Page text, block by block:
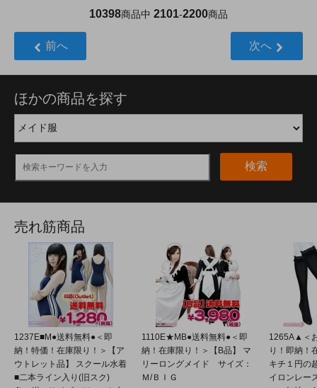
10398商品中 2101-2200商品
前へ 次へ
ほかの商品を探す
検索
売れ筋商品
1237E■M●送料無料●＜即
納！特価！在庫限り！＞【ア
ウトレット品】 スクール水着
■二本ライン入り(旧スク)
1110E★MB●送料無料●＜即
納！在庫限り！＞【B品】 マ
リーロングメイド サイズ：
Ｍ/ＢＩＧ
1265A▲＜
り！即納！
キチ１円の
イロンレー